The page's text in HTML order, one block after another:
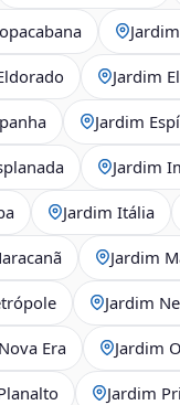
Jardim
Jardim
Jardim
Jardim Itália
Jardim
Jardim
Era Jardim
Jardim